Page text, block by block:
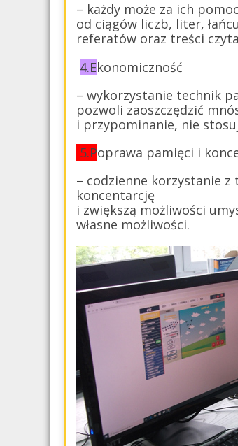
– każdy może za ich
od ciągów liczb, liter,
referatów oraz treści
4.Ekonomiczność
– wykorzystanie technik
pozwoli zaoszczędzić
i przypominanie, nie
5.Poprawa pamięci i
– codzienne korzystanie
koncentarcję
i zwiększą możliwości
własne możliwości.